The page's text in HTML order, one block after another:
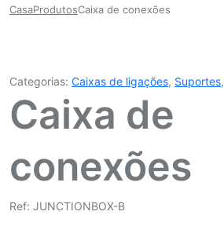
CasaProdutosCaixa de conexões
Categorias: Caixas de ligações, Suportes,
Caixa de
conexões
Ref: JUNCTIONBOX-B